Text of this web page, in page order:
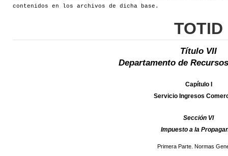
contenidos en los archivos de dicha base.
TOTID
Título VII
Departamento de
Capítulo I
Servicio Ingresos
Sección VI
Impuesto a la
Primera Parte. Normas